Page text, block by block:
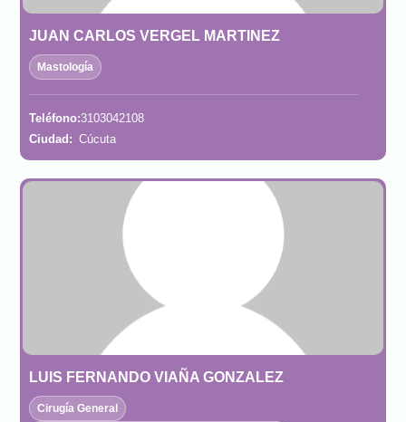
JUAN CARLOS VERGEL MARTINEZ
Mastología
Teléfono:3103042108
Ciudad: Cúcuta
LUIS FERNANDO VIAÑA GONZALEZ
Cirugía General